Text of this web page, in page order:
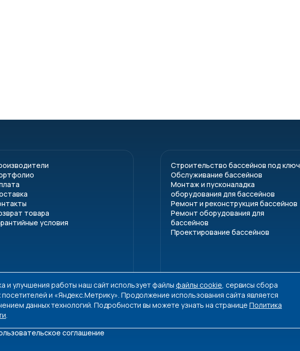
товара
условия
Строительство бассейнов под ключ
Обслуживание бассейнов
Монтаж и пусконаладка
оборудования для бассейнов
Ремонт и реконструкция бассейнов
Ремонт оборудования для
бассейнов
Проектирование бассейнов
соглашение
и улучшения работы наш сайт использует файлы файлы cookie, сервисы сбора
посетителей и «Яндекс.Метрику». Продолжение использования сайта является
данных технологий. Подробности вы можете узнать на странице Политика
.